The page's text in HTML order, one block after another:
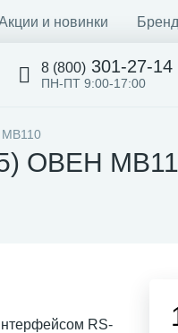
и новинки
8 (800) 301-27-14
ПН-ПТ 9:00-17:00
МВ110
ОВЕН
RS-